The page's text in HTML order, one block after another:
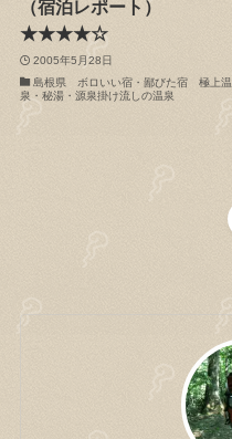
（宿泊レポート）
★★★★☆
2005年5月28日
島根県 ボロいい宿・鄙びた宿 極上温
泉・秘湯・源泉掛け流しの温泉